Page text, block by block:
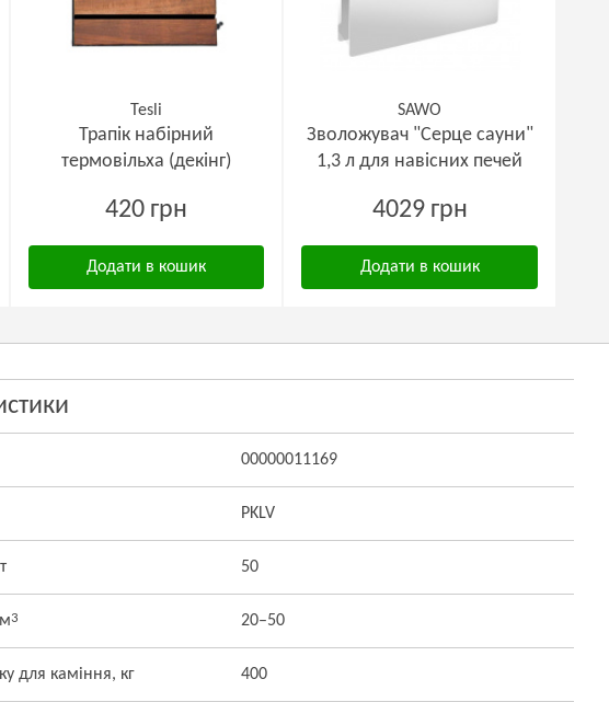
Tesli
Трапік набірний
термовільха (декінг)
420 грн
Додати в кошик
SAWO
Зволожувач "Серце сауни"
1,3 л для навісних печей
4029 грн
Додати в кошик
00000011169
PKLV
50
3 20–50
для каміння, кг 400